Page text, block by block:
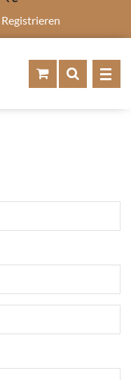
Registrieren